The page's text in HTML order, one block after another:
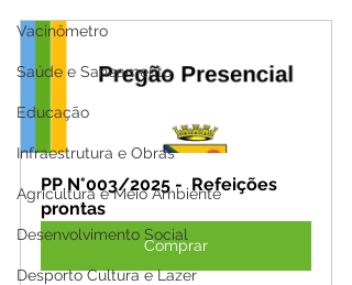
Vacinômetro
Saúde e Saneamento
Educação
Infraestrutura e Obras
Agricultura e Meio Ambiente
Desenvolvimento Social
Desporto Cultura e Lazer
PP N°003/2025 -  Refeições
prontas
Comprar